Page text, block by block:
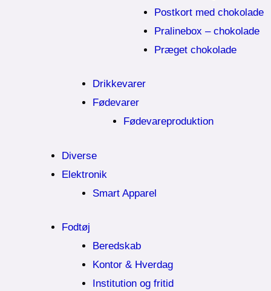
Postkort med chokolade
Pralinebox – chokolade
Præget chokolade
Drikkevarer
Fødevarer
Fødevareproduktion
Diverse
Elektronik
Smart Apparel
Fodtøj
Beredskab
Kontor & Hverdag
Institution og fritid